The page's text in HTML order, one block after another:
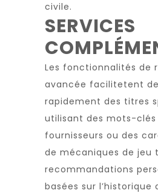
civile.
SERVICES
Les fonctionnalités de
avancée facilitetent
rapidement des titres
utilisant des mots-clés
fournisseurs ou des
de mécaniques de jeu
recommandations
basées sur l’historique